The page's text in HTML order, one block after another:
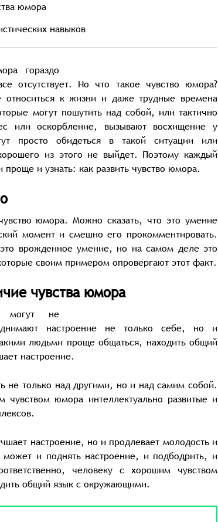
юмора
навыков
гораздо
отсутствует. Но что такое чувство юмора?
относиться к жизни и даже трудные времена
могут пошутить над собой, или тактично
или оскорбление, вызывают восхищение у
просто обидеться в такой ситуации или
из этого не выйдет. Поэтому каждый
проще и узнать: как развить чувство юмора.
юмора. Можно сказать, что это умение
момент и смешно его прокомментировать.
врожденное умение, но на самом деле это
своим примером опровергают этот факт.
чувства юмора
могут не
настроение не только себе, но и
людьми проще общаться, находить общий
настроение.
не только над другими, но и над самим собой.
юмора интеллектуально развитые и
настроение, но и продлевает молодость и
и поднять настроение, и подбодрить, и
человеку с хорошим чувством
общий язык с окружающими.